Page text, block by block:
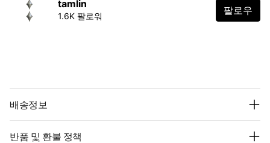
tamlin
1.6K 팔로워 팔로우
배송정보
반품 및 환불 정책